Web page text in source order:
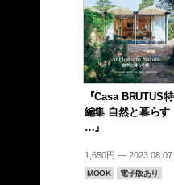
『Casa BRUTUS
編集 自然と暮らす
…』
1,650円 — 2023.08.07
MOOK 電子版あり